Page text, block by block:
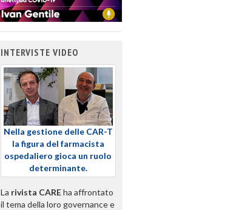
INTERVISTE VIDEO
Nella gestione delle CAR-T
la figura del farmacista
ospedaliero gioca un ruolo
determinante.
La rivista CAREha affrontato
il tema della loro governance e